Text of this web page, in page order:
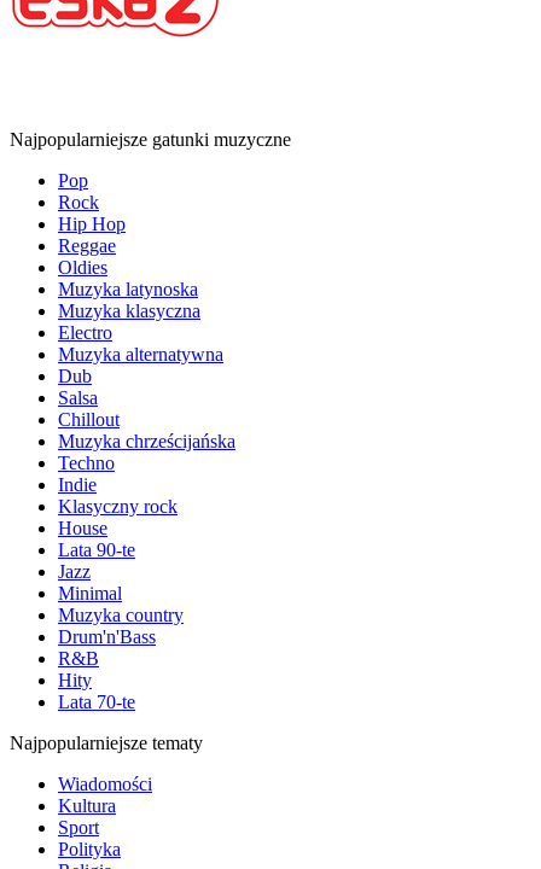
Najpopularniejsze gatunki muzyczne
Pop
Rock
Hip Hop
Reggae
Oldies
Muzyka latynoska
Muzyka klasyczna
Electro
Muzyka alternatywna
Dub
Salsa
Chillout
Muzyka chrześcijańska
Techno
Indie
Klasyczny rock
House
Lata 90-te
Jazz
Minimal
Muzyka country
Drum'n'Bass
R&B
Hity
Lata 70-te
Najpopularniejsze tematy
Wiadomości
Kultura
Sport
Polityka